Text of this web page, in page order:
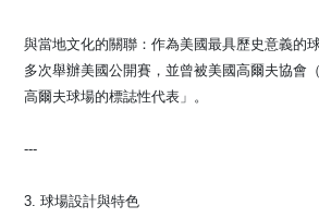
與當地文化的關聯：作為美國最具歷史意義的
多次舉辦美國公開賽，並曾被美國高爾夫協會
高爾夫球場的標誌性代表」。
---
3. 球場設計與特色